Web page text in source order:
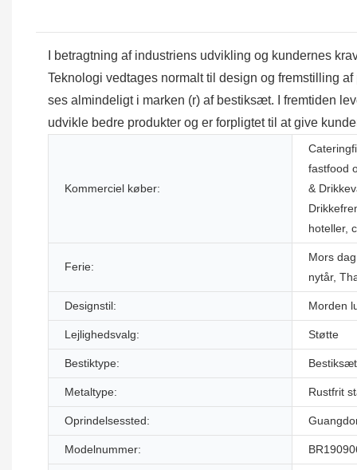
I betragtning af industriens udvikling og kundernes
Teknologi vedtages normalt til design og fremstilling
ses almindeligt i marken (r) af bestiksæt. I fremtiden
udvikle bedre produkter og er forpligtet til at give
Kommerciel køber:
fastfood
&
hoteller,
Ferie:
Mors
nytår,
Designstil: Morden
Lejlighedsvalg: Støtte
Bestiktype: Bestiksæt
Metaltype: Rustfrit
Oprindelsessted:
Modelnummer: